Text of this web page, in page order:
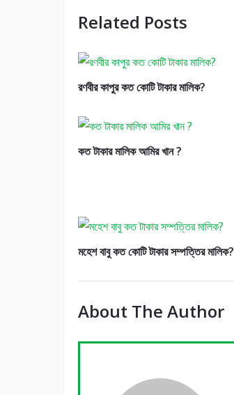
Related Posts
রণবীর কাপুর কত কোটি টাকার মালিক?
কত টাকার মালিক আমির খান ?
মহেশ বাবু কত কোটি টাকার সম্পত্তির মালিক?
About The Author